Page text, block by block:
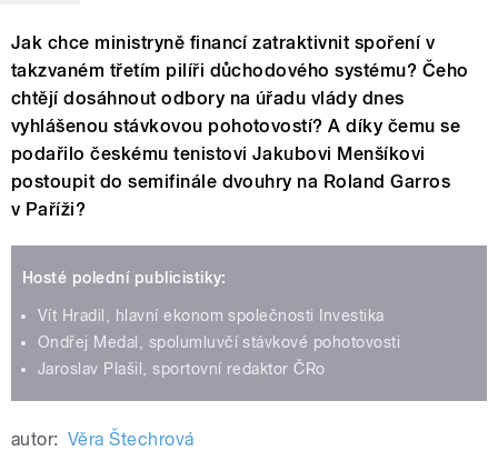
Jak chce ministryně financí zatraktivnit spoření v
takzvaném třetím pilíři důchodového systému? Čeho
chtějí dosáhnout odbory na úřadu vlády dnes
vyhlášenou stávkovou pohotovostí? A díky čemu se
podařilo českému tenistovi Jakubovi Menšíkovi
postoupit do semifinále dvouhry na Roland Garros
v Paříži?
Hosté polední publicistiky:
Vít Hradil, hlavní ekonom společnosti Investika
Ondřej Medal, spolumluvčí stávkové pohotovosti
Jaroslav Plašil, sportovní redaktor ČRo
autor: Věra Štechrová